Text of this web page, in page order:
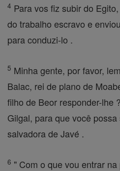
4 Para vos fiz subir do
do trabalho escravo e
para conduzi-lo .
5 Minha gente, por favor,
Balac, rei de plano de
filho de Beor responder-lhe
Gilgal, para que você
salvadora de Javé .
6 " Com o que vou entrar